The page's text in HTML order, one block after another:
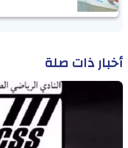
أخبار ذات صلة